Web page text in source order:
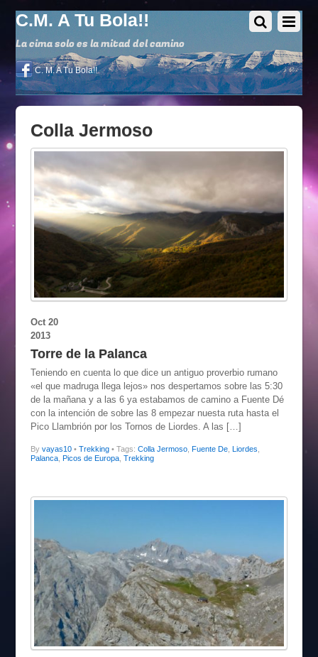
C.M. A Tu Bola!!
La cima solo es la mitad del camino
C. M. A Tu Bola!!
Colla Jermoso
Oct 20
2013
Torre de la Palanca
Teniendo en cuenta lo que dice un antiguo proverbio rumano
«el que madruga llega lejos» nos despertamos sobre las 5:30
de la mañana y a las 6 ya estabamos de camino a Fuente Dé
con la intención de sobre las 8 empezar nuesta ruta hasta el
Pico Llambrión por los Tornos de Liordes. A las […]
By vayas10• Trekking • Tags: Colla Jermoso, Fuente De, Liordes
Palanca, Picos de Europa, Trekking